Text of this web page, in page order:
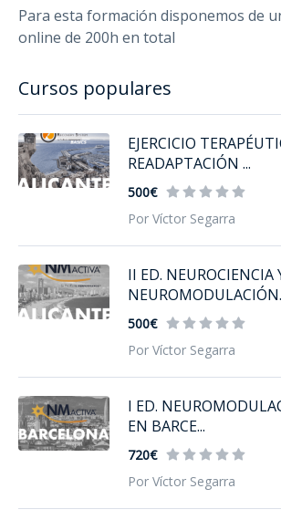
Para esta formación disponemos de
online de 200h en total
Cursos populares
EJERCICIO
READAPTACIÓN ...
500€
Por Víctor Segarra
II ED. NEUROCIENCIA
500€
Por Víctor Segarra
I ED.
EN BARCE...
720€
Por Víctor Segarra